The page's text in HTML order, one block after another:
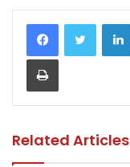
c
e
b
o
k
itt
er
a
ts
p
Print
Related Articles